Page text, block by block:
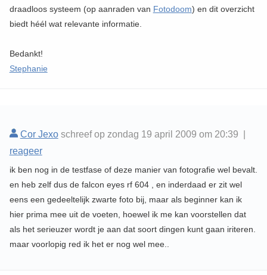
draadloos systeem (op aanraden van Fotodoom) en dit overzicht
biedt héél wat relevante informatie.
Bedankt!
Stephanie
Cor Jexoschreef op zondag 19 april 2009 om 20:39 |
reageer
ik ben nog in de testfase of deze manier van fotografie wel bevalt.
en heb zelf dus de falcon eyes rf 604 , en inderdaad er zit wel
eens een gedeeltelijk zwarte foto bij, maar als beginner kan ik
hier prima mee uit de voeten, hoewel ik me kan voorstellen dat
als het serieuzer wordt je aan dat soort dingen kunt gaan iriteren.
maar voorlopig red ik het er nog wel mee..